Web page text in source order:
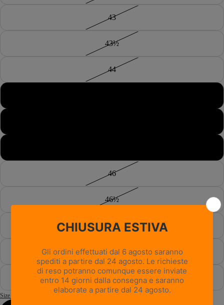
43
43½
44
46
46½
47
47½
48
Size Guide